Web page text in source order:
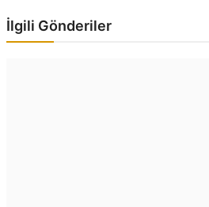
İlgili Gönderiler